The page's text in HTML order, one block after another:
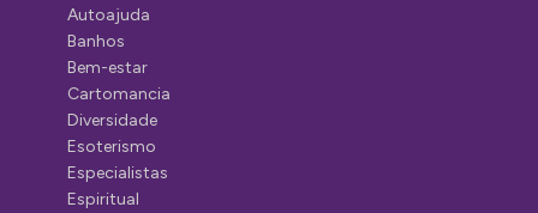
Autoajuda
Banhos
Bem-estar
Cartomancia
Diversidade
Esoterismo
Especialistas
Espiritual